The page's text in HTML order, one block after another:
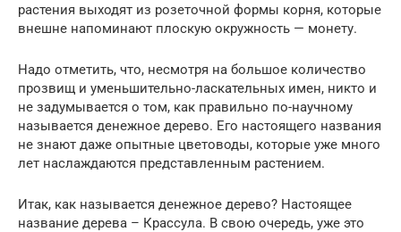
растения выходят из розеточной формы корня, которые
внешне напоминают плоскую окружность — монету.
Надо отметить, что, несмотря на большое количество
прозвищ и уменьшительно-ласкательных имен, никто и
не задумывается о том, как правильно по-научному
называется денежное дерево. Его настоящего названия
не знают даже опытные цветоводы, которые уже много
лет наслаждаются представленным растением.
Итак, как называется денежное дерево? Настоящее
название дерева – Крассула. В свою очередь, уже это